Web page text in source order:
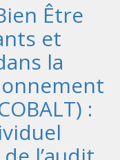
Être
et
la
: